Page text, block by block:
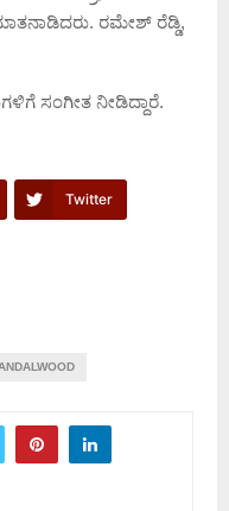
‌ರಮೇಶ್ ರೆಡ್ಡಿ,‌‌
ಸಂಗೀತ ನೀಡಿದ್ದಾರೆ.
Twitter